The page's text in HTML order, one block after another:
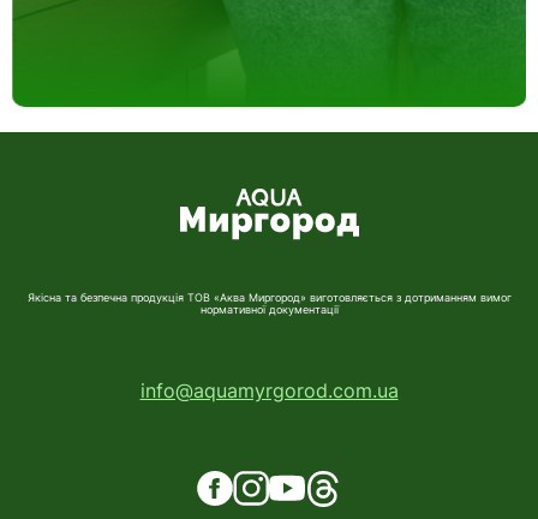
Якісна та безпечна продукція ТОВ «Аква Миргород» виготовляється з дотриманням вимог
нормативної документації
info@aquamyrgorod.com.ua